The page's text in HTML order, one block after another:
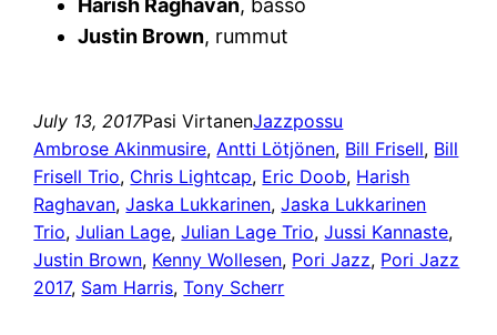
Justin Brown, rummut
July 13, 2017Pasi VirtanenJazzpossu
Ambrose Akinmusire, Antti Lötjönen, Bill Frisell, Bill
Frisell Trio, Chris Lightcap, Eric Doob, Harish
Raghavan, Jaska Lukkarinen, Jaska Lukkarinen
Trio, Julian Lage, Julian Lage Trio, Jussi Kannaste
Justin Brown, Kenny Wollesen, Pori Jazz, Pori Jazz
2017, Sam Harris, Tony Scherr